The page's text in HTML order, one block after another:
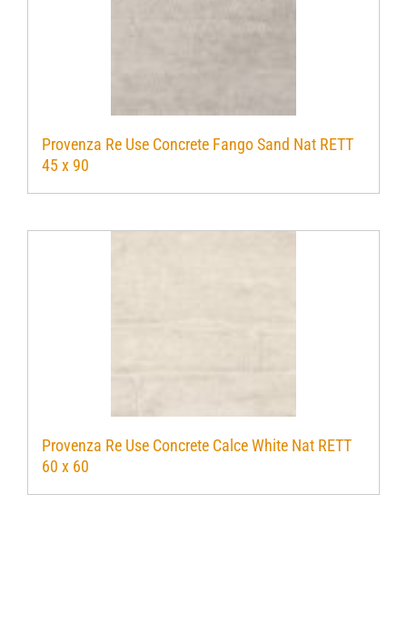
Provenza Re Use Concrete Fango Sand Nat RETT
45 x 90
Provenza Re Use Concrete Calce White Nat RETT
60 x 60